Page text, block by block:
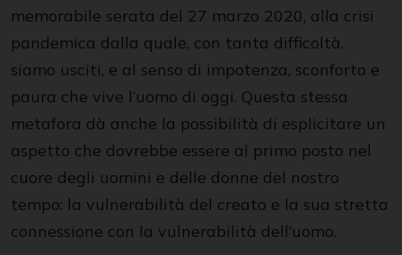
memorabile serata del 27 marzo 2020, alla crisi
pandemica dalla quale, con tanta difficoltà,
siamo usciti, e al senso di impotenza, sconforto e
paura che vive l’uomo di oggi. Questa stessa
metafora dà anche la possibilità di esplicitare un
aspetto che dovrebbe essere al primo posto nel
cuore degli uomini e delle donne del nostro
tempo: la vulnerabilità del creato e la sua stretta
connessione con la vulnerabilità dell’uomo.